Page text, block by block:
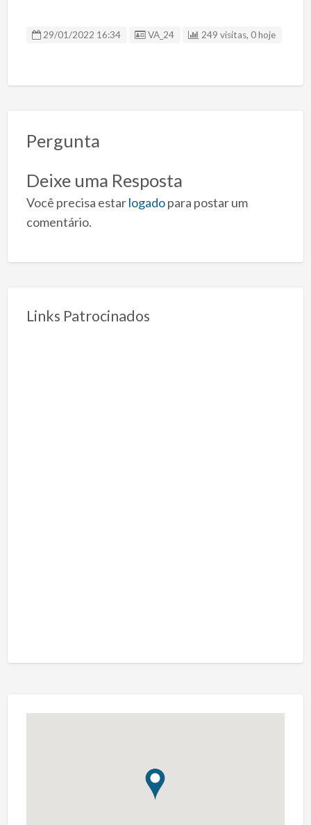
29/01/2022 16:34 ID Anúncio
VA_24 249 visitas, 0 hoje
Pergunta
Deixe uma Resposta
Você precisa estarlogadopara postar um
comentário.
Links Patrocinados